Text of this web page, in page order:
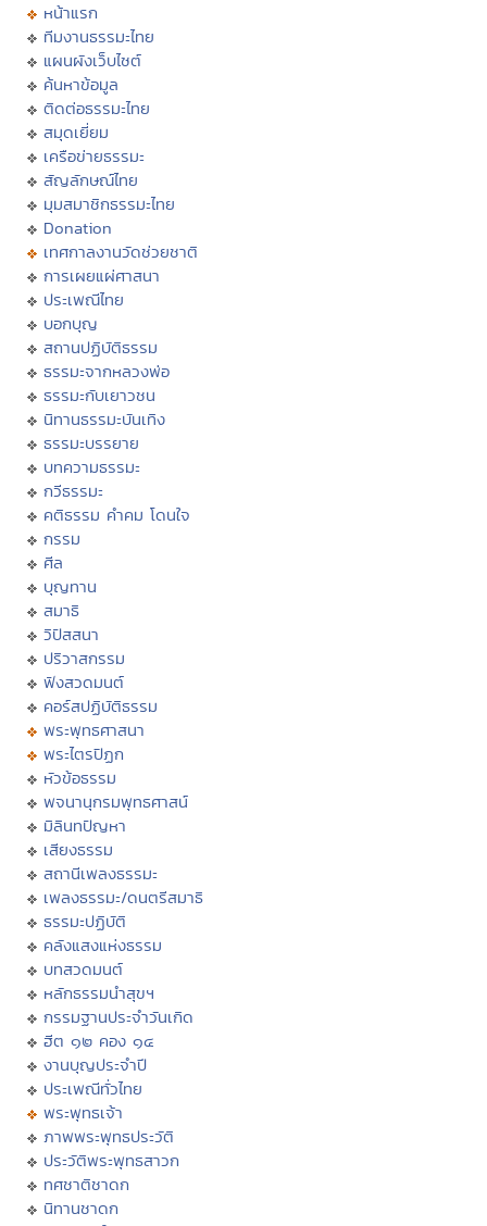
หน้าแรก
ทีมงานธรรมะไทย
แผนผังเว็บไซต์
ค้นหาข้อมูล
ติดต่อธรรมะไทย
สมุดเยี่ยม
เครือข่ายธรรมะ
สัญลักษณ์ไทย
มุมสมาชิกธรรมะไทย
Donation
เทศกาลงานวัดช่วยชาติ
การเผยแผ่ศาสนา
ประเพณีไทย
บอกบุญ
สถานปฏิบัติธรรม
ธรรมะจากหลวงพ่อ
ธรรมะกับเยาวชน
นิทานธรรมะบันเทิง
ธรรมะบรรยาย
บทความธรรมะ
กวีธรรมะ
คติธรรม คำคม โดนใจ
กรรม
ศีล
บุญทาน
สมาธิ
วิปัสสนา
ปริวาสกรรม
ฟังสวดมนต์
คอร์สปฏิบัติธรรม
พระพุทธศาสนา
พระไตรปิฏก
หัวข้อธรรม
พจนานุกรมพุทธศาสน์
มิลินทปัญหา
เสียงธรรม
สถานีเพลงธรรมะ
เพลงธรรมะ/ดนตรีสมาธิ
ธรรมะปฏิบัติ
คลังแสงแห่งธรรม
บทสวดมนต์
หลักธรรมนำสุขฯ
กรรมฐานประจำวันเกิด
ฮีต ๑๒ คอง ๑๔
งานบุญประจำปี
ประเพณีทั่วไทย
พระพุทธเจ้า
ภาพพระพุทธประวัติ
ประวัติพระพุทธสาวก
ทศชาติชาดก
นิทานชาดก